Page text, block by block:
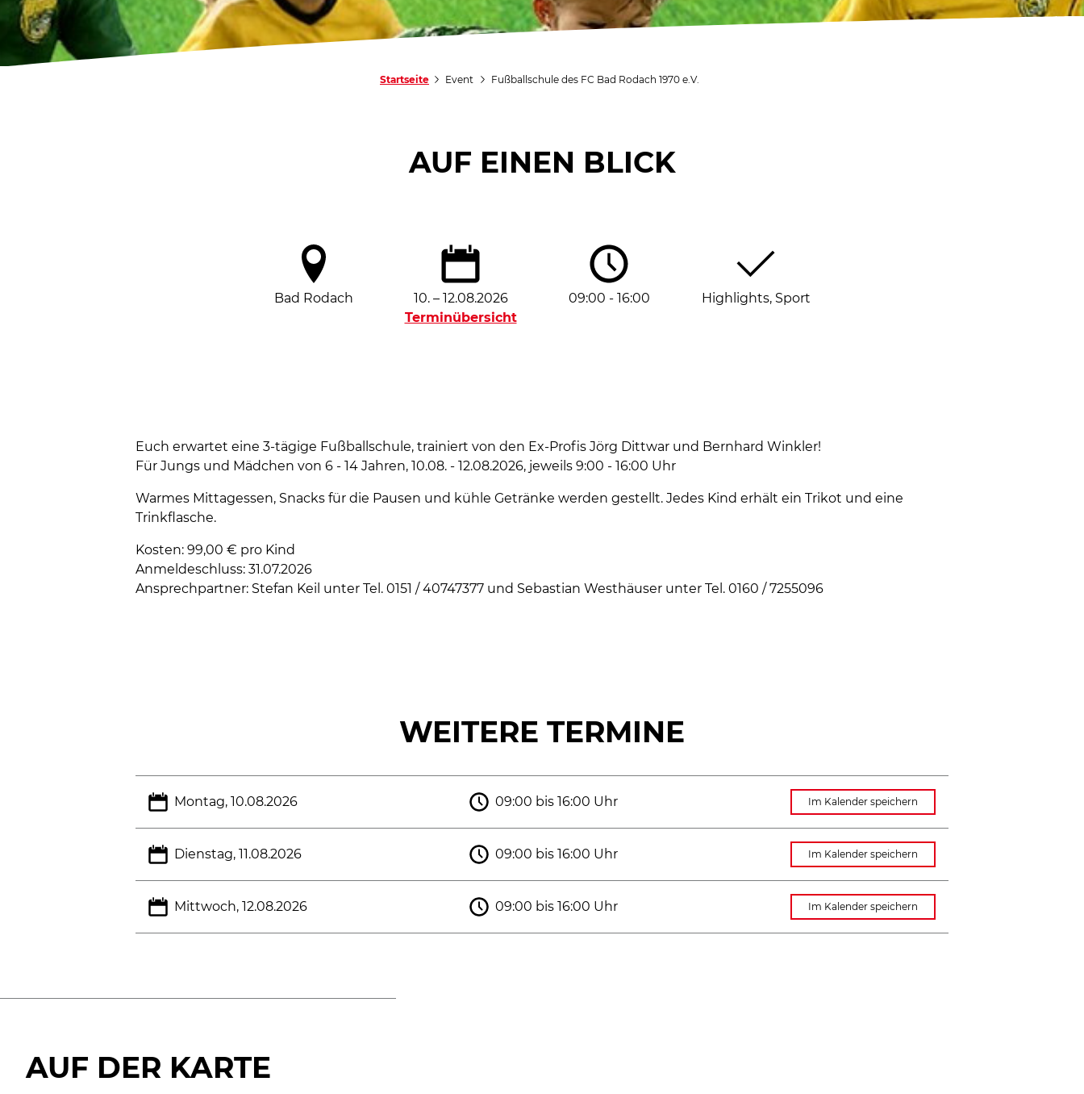
Startseite Event Fußballschule des FC Bad Rodach 1970 e.V.
AUF EINEN BLICK
Bad Rodach
10. – 12.08.2026
Terminübersicht
09:00 - 16:00 Highlights, Sport
Euch erwartet eine 3-tägige Fußballschule, trainiert von den Ex-Profis Jörg Dittwar und Bernhard Winkler!
Für Jungs und Mädchen von 6 - 14 Jahren, 10.08. - 12.08.2026, jeweils 9:00 - 16:00 Uhr
Warmes Mittagessen, Snacks für die Pausen und kühle Getränke werden gestellt. Jedes Kind erhält ein Trikot und eine
Trinkflasche.
Kosten: 99,00 € pro Kind
Anmeldeschluss: 31.07.2026
Ansprechpartner: Stefan Keil unter Tel. 0151 / 40747377 und Sebastian Westhäuser unter Tel. 0160 / 7255096
WEITERE TERMINE
Montag, 10.08.2026 09:00 bis 16:00 Uhr Im Kalender speichern
Dienstag, 11.08.2026 09:00 bis 16:00 Uhr Im Kalender speichern
Mittwoch, 12.08.2026 09:00 bis 16:00 Uhr Im Kalender speichern
AUF DER KARTE